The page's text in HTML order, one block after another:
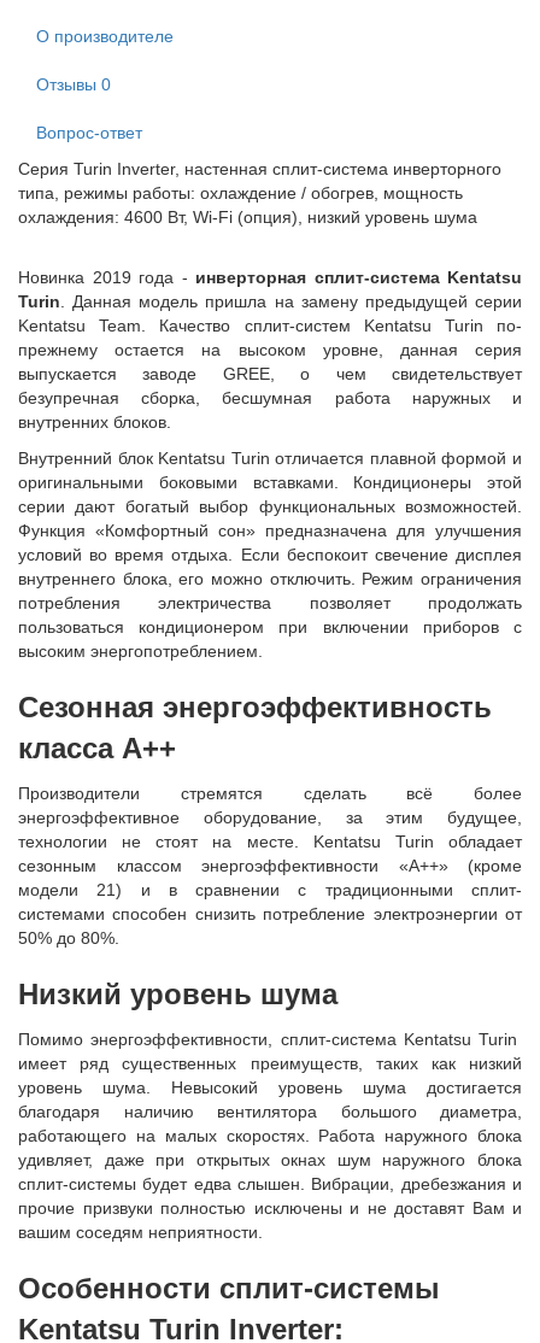
О производителе
Отзывы 0
Вопрос-ответ
Серия Turin Inverter, настенная сплит-система инверторного
типа, режимы работы: охлаждение / обогрев, мощность
охлаждения: 4600 Вт, Wi-Fi (опция), низкий уровень шума
Новинка 2019 года - инверторная сплит-система Kentatsu
Turin . Данная модель пришла на замену предыдущей серии
Kentatsu Team. Качество сплит-систем Kentatsu Turin по-
прежнему остается на высоком уровне, данная серия
выпускается заводе GREE, о чем свидетельствует
безупречная сборка, бесшумная работа наружных и
внутренних блоков.
Внутренний блок Kentatsu Turin отличается плавной формой и
оригинальными боковыми вставками. Кондиционеры этой
серии дают богатый выбор функциональных возможностей.
Функция «Комфортный сон» предназначена для улучшения
условий во время отдыха. Если беспокоит свечение дисплея
внутреннего блока, его можно отключить. Режим ограничения
потребления электричества позволяет продолжать
пользоваться кондиционером при включении приборов с
высоким энергопотреблением.
Сезонная энергоэффективность
класса A++
Производители стремятся сделать всё более
энергоэффективное оборудование, за этим будущее,
технологии не стоят на месте. Kentatsu Turin обладает
сезонным классом энергоэффективности «A++» (кроме
модели 21) и в сравнении с традиционными сплит-
системами способен снизить потребление электроэнергии от
50% до 80%.
Низкий уровень шума
Помимо энергоэффективности, сплит-система Kentatsu Turin
имеет ряд существенных преимуществ, таких как низкий
уровень шума. Невысокий уровень шума достигается
благодаря наличию вентилятора большого диаметра,
работающего на малых скоростях. Работа наружного блока
удивляет, даже при открытых окнах шум наружного блока
сплит-системы будет едва слышен. Вибрации, дребезжания и
прочие призвуки полностью исключены и не доставят Вам и
вашим соседям неприятности.
Особенности сплит-системы
Kentatsu Turin Inverter: